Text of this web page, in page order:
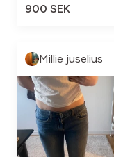
900 SEK
Millie juselius